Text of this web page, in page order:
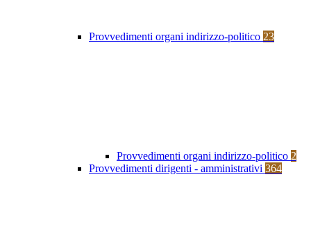
Provvedimenti organi indirizzo-politico 23
Provvedimenti organi indirizzo-politico 2
Provvedimenti dirigenti - amministrativi 364